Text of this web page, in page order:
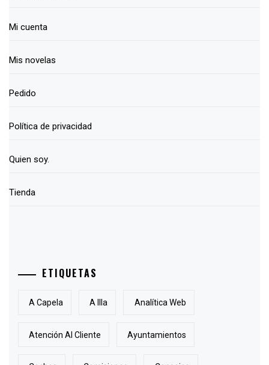
Mi cuenta
Mis novelas
Pedido
Política de privacidad
Quien soy.
Tienda
ETIQUETAS
A Capela A Illa Analítica Web
Atención Al Cliente Ayuntamientos